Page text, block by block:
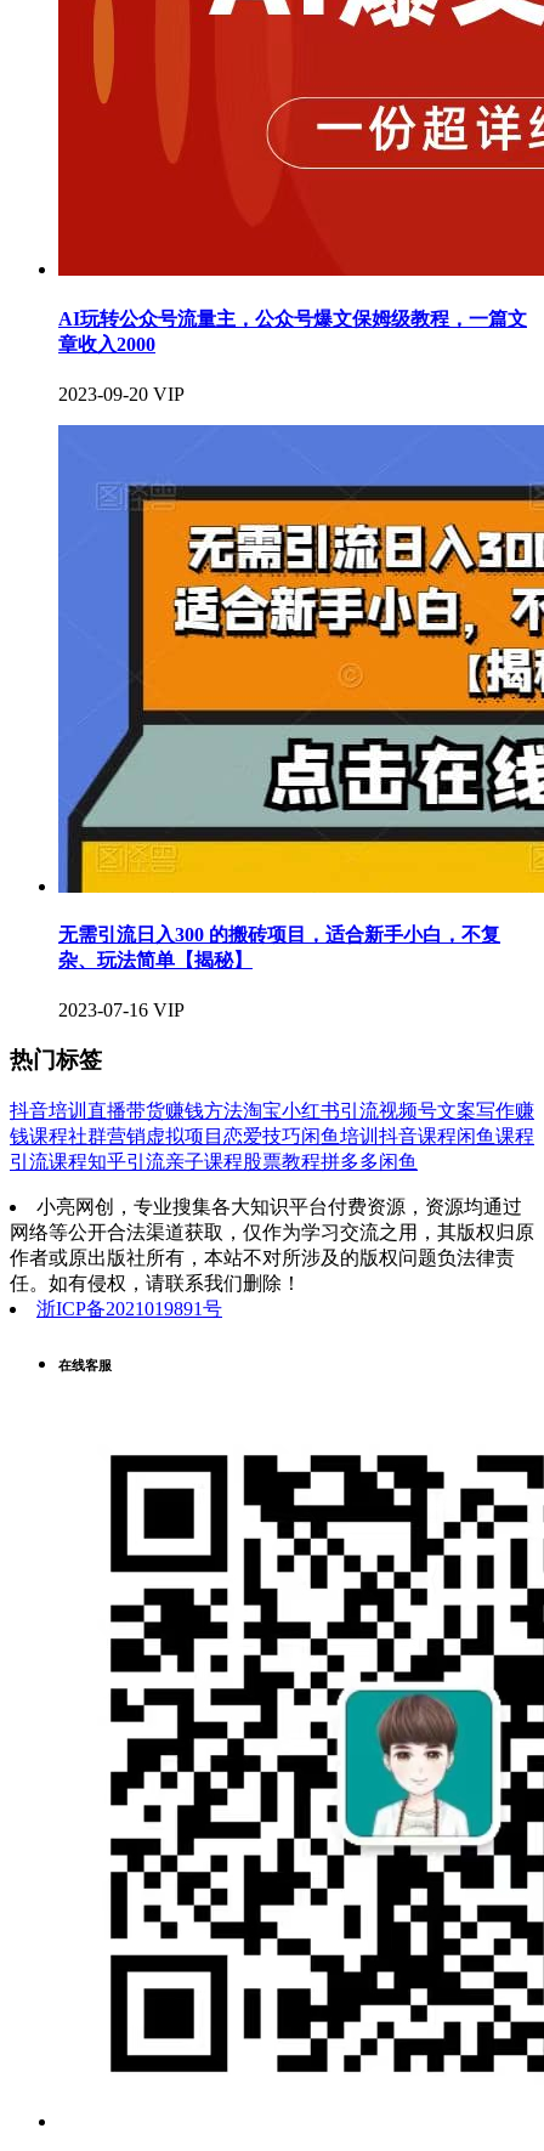
AI玩转公众号流量主，公众号爆文保姆级教程，一篇文
章收入2000
2023-09-20 VIP
无需引流日入300 的搬砖项目，适合新手小白，不复
杂、玩法简单【揭秘】
2023-07-16 VIP
热门标签
抖音培训 直播带货赚钱方法淘宝小红书引流视频号文案写作赚
钱课程社群营销虚拟项目 恋爱技巧闲鱼培训 抖音课程闲鱼课程
引流课程知乎引流亲子课程股票教程拼多多闲鱼
小亮网创，专业搜集各大知识平台付费资源，资源均通过
网络等公开合法渠道获取，仅作为学习交流之用，其版权归原
作者或原出版社所有，本站不对所涉及的版权问题负法律责
任。如有侵权，请联系我们删除！
浙ICP备2021019891号
在线客服